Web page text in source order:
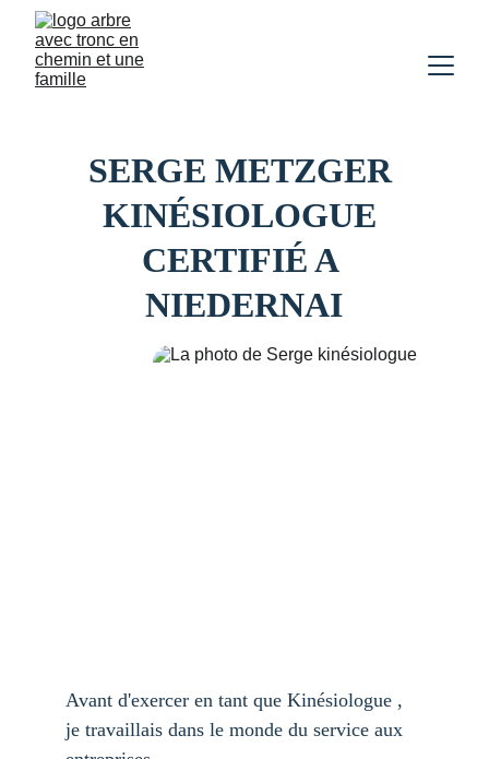
SERGE METZGER
KINÉSIOLOGUE
CERTIFIÉ A
NIEDERNAI
Avant d'exercer en tant que Kinésiologue ,
je travaillais dans le monde du service aux